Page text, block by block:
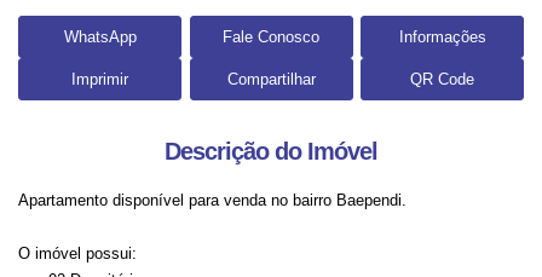
WhatsApp Fale Conosco Informações
Imprimir Compartilhar QR Code
Descrição do Imóvel
Apartamento disponível para venda no bairro Baependi.
O imóvel possui: